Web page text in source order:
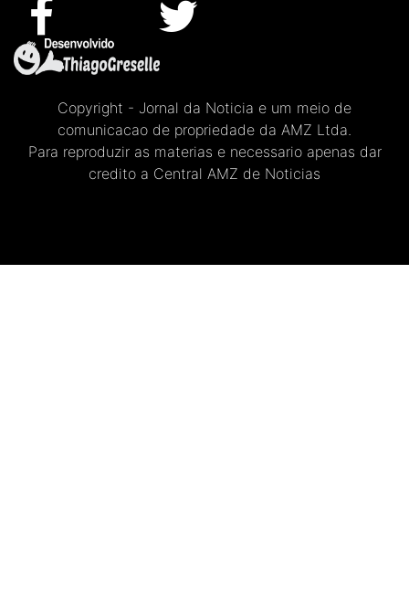
Copyright - Jornal da Noticia e um meio de
comunicacao de propriedade da AMZ Ltda.
Para reproduzir as materias e necessario apenas dar
credito a Central AMZ de Noticias